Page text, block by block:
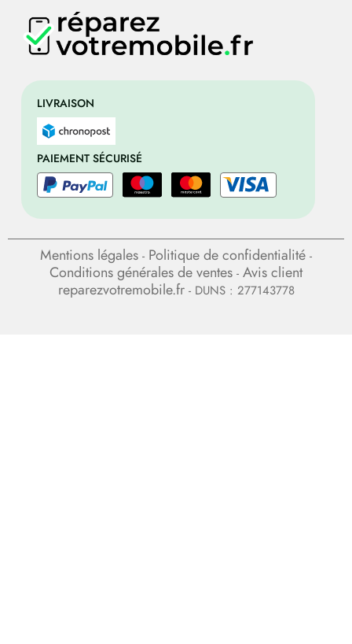
LIVRAISON
PAIEMENT SÉCURISÉ
Mentions légales - Politique de confidentialité -
Conditions générales de ventes - Avis client
reparezvotremobile.fr- DUNS : 277143778